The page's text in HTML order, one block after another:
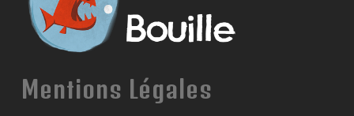
Mentions Légales